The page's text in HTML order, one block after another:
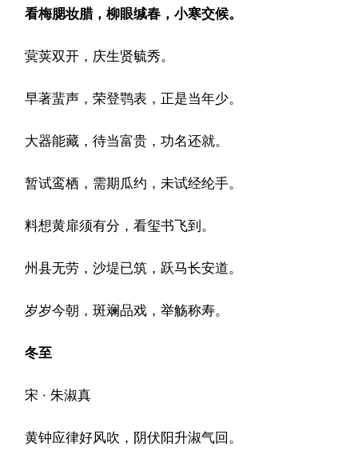
看梅腮妆腊，柳眼缄春，小寒交候。
蓂荚双开，庆生贤毓秀。
早著蜚声，荣登鹗表，正是当年少。
大器能藏，待当富贵，功名还就。
暂试鸾栖，需期瓜约，未试经纶手。
料想黄扉须有分，看玺书飞到。
州县无劳，沙堤已筑，跃马长安道。
岁岁今朝，斑斓品戏，举觞称寿。
冬至
宋 · 朱淑真
黄钟应律好风吹，阴伏阳升淑气回。